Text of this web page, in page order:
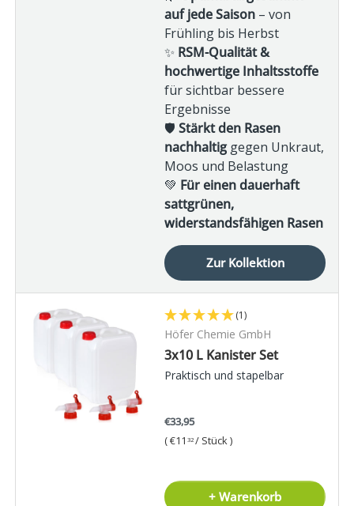
auf jede Saison – von
Frühling bis Herbst
✨ RSM-Qualität &
hochwertige Inhaltsstoffe
für sichtbar bessere
Ergebnisse
🛡️ Stärkt den Rasen
nachhaltiggegen Unkraut,
Moos und Belastung
💚 Für einen dauerhaft
sattgrünen,
widerstandsfähigen Rasen
Zur Kollektion
(1)
Höfer Chemie GmbH
3x10 L Kanister Set
Praktisch und stapelbar
€33,95
Grundpreis
€11 32 / Stück
+ Warenkorb